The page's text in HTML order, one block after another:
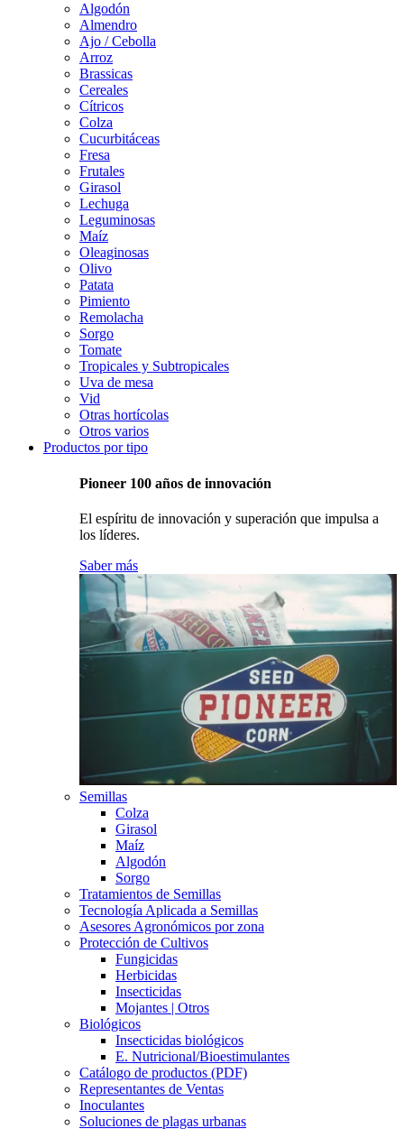
Algodón
Almendro
Ajo / Cebolla
Arroz
Brassicas
Cereales
Cítricos
Colza
Cucurbitáceas
Fresa
Frutales
Girasol
Lechuga
Leguminosas
Maíz
Oleaginosas
Olivo
Patata
Pimiento
Remolacha
Sorgo
Tomate
Tropicales y Subtropicales
Uva de mesa
Vid
Otras hortícolas
Otros varios
Productos por tipo
Pioneer 100 años de innovación
El espíritu de innovación y superación que impulsa a
los líderes.
Saber más
Semillas
Colza
Girasol
Maíz
Algodón
Sorgo
Tratamientos de Semillas
Tecnología Aplicada a Semillas
Asesores Agronómicos por zona
Protección de Cultivos
Fungicidas
Herbicidas
Insecticidas
Mojantes | Otros
Biológicos
Insecticidas biológicos
E. Nutricional/Bioestimulantes
Catálogo de productos (PDF)
Representantes de Ventas
Inoculantes
Soluciones de plagas urbanas